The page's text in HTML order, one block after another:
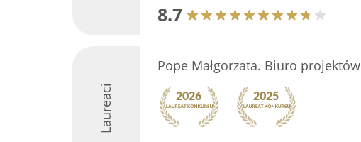
8.7
Laureaci
Pope Małgorzata. Biuro projektów